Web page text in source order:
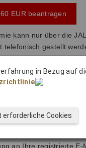
EUR beantragen
kann nur über die
gestellt
an Ihre registrierte E-
in Bezug auf
.
erforderliche Cookies